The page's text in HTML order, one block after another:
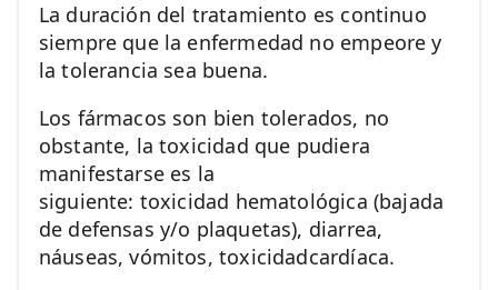
La duración del tratamiento es continuo
siempre que la enfermedad no empeore y
la tolerancia sea buena.
Los fármacos son bien tolerados, no
obstante, la toxicidad que pudiera
manifestarse es la
siguiente: toxicidad hematológica (bajada
de defensas y/o plaquetas), diarrea,
náuseas, vómitos, toxicidadcardíaca.